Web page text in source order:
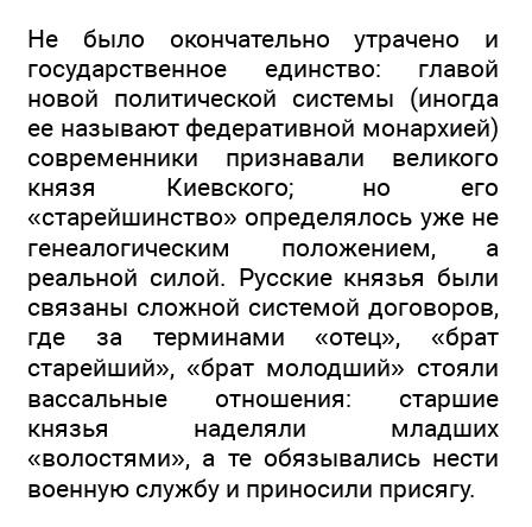
Не было окончательно утрачено и
государственное единство: главой
новой политической системы (иногда
ее называют федеративной монархией)
современники признавали великого
князя Киевского; но его
«старейшинство» определялось уже не
генеалогическим положением, а
реальной силой. Русские князья были
связаны сложной системой договоров,
где за терминами «отец», «брат
старейший», «брат молодший» стояли
вассальные отношения: старшие
князья наделяли младших
«волостями», а те обязывались нести
военную службу и приносили присягу.